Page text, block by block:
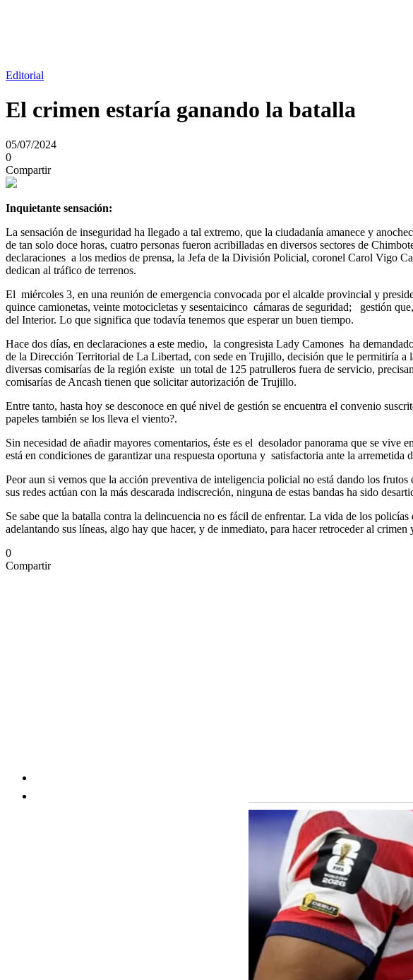
Editorial
El crimen estaría ganando la batalla
05/07/2024
0
Compartir
Inquietante sensación:
La sensación de inseguridad ha llegado a tal extremo, que la ciudadanía amanece y
de tan solo doce horas, cuatro personas fueron acribilladas en diversos sectores de
declaraciones a los medios de prensa, la Jefa de la División Policial, coronel Carol Vigo
dedican al tráfico de terrenos.
El miércoles 3, en una reunión de emergencia convocada por el alcalde provincial y
quince camionetas, veinte motocicletas y sesentaicinco cámaras de seguridad; gestión
del Interior. Lo que significa que todavía tenemos que esperar un buen tiempo.
Hace dos días, en declaraciones a este medio, la congresista Lady Camones ha
de la Dirección Territorial de La Libertad, con sede en Trujillo, decisión que le permitiría a
diversas comisarías de la región existe un total de 125 patrulleros fuera de servicio,
comisarías de Ancash tienen que solicitar autorización de Trujillo.
Entre tanto, hasta hoy se desconoce en qué nivel de gestión se encuentra el convenio
papeles también se los lleva el viento?.
Sin necesidad de añadir mayores comentarios, éste es el desolador panorama que se vive
está en condiciones de garantizar una respuesta oportuna y satisfactoria ante la arremetida
Peor aun si vemos que la acción preventiva de inteligencia policial no está dando los
sus redes actúan con la más descarada indiscreción, ninguna de estas bandas ha sido
Se sabe que la batalla contra la delincuencia no es fácil de enfrentar. La vida de los
adelantando sus líneas, algo hay que hacer, y de inmediato, para hacer retroceder al
0
Compartir